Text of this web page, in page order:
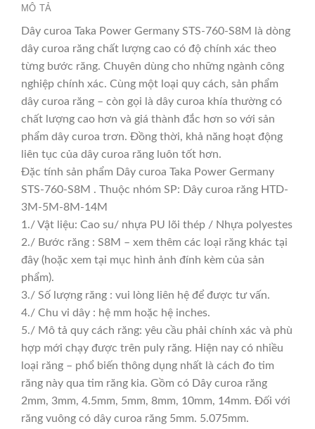
MÔ TẢ
Dây curoa Taka Power Germany STS-760-S8M là dòng
dây curoa răng chất lượng cao có độ chính xác theo
từng bước răng. Chuyên dùng cho những ngành công
nghiệp chính xác. Cùng một loại quy cách, sản phẩm
dây curoa răng – còn gọi là dây curoa khía thường có
chất lượng cao hơn và giá thành đắc hơn so với sản
phẩm dây curoa trơn. Đồng thời, khả năng hoạt động
liên tục của dây curoa răng luôn tốt hơn.
Đặc tính sản phẩm Dây curoa Taka Power Germany
STS-760-S8M . Thuộc nhóm SP: Dây curoa răng HTD-
3M-5M-8M-14M
1./ Vật liệu: Cao su/ nhựa PU lõi thép / Nhựa polyestes
2./ Bước răng : S8M – xem thêm các loại răng khác tại
đây (hoặc xem tại mục hình ảnh đính kèm của sản
phẩm).
3./ Số lượng răng : vui lòng liên hệ để được tư vấn.
4./ Chu vi dây : hệ mm hoặc hệ inches.
5./ Mô tả quy cách răng: yêu cầu phải chính xác và phù
hợp mới chạy được trên puly răng. Hiện nay có nhiều
loại răng – phổ biến thông dụng nhất là cách đo tim
răng này qua tim răng kia. Gồm có Dây curoa răng
2mm, 3mm, 4.5mm, 5mm, 8mm, 10mm, 14mm. Đối với
răng vuông có dây curoa răng 5mm. 5.075mm.